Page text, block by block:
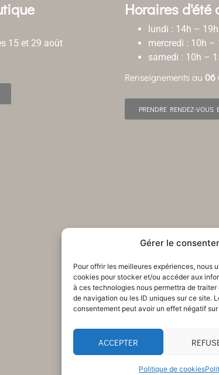
Gérer le
Pour offrir les meilleures expériences, nous
cookies pour stocker et/ou accéder aux
à ces technologies nous permettra de
de navigation ou les ID uniques sur ce site.
consentement peut avoir un effet négatif
ACCEPTER
Politique de cookies
15 et 29 août
Horaires d'été
lundi : 14h – 19h
mercredi : 10h –
samedi : 10h –
Renseignements au 06
PRENDRE RENDEZ-VOUS